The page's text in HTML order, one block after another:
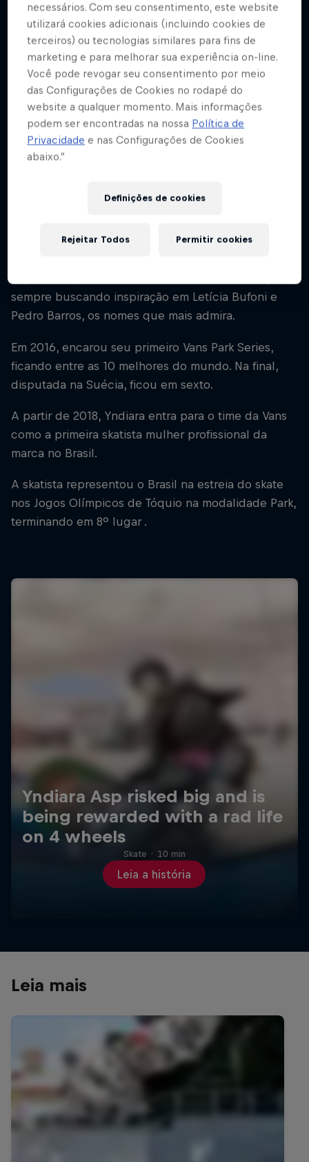
Quem poderia imaginar que um presente de Natal
poderia incentivar a formação de uma das principais
atletas do skate feminino brasileiro.
Com apenas 7 anos e muito incentivo do pai,
Yndiara Asp deu seus primeiros embalos em
Florianópolis, Santa Catarina.
Seu talento no skate despertou aos 15 anos,
três meses, venceu seu primeiro campeonato.
sempre buscando inspiração em Letícia Bufoni e
Pedro Barros, os nomes que mais admira.
Em 2016, encarou seu primeiro Vans Park Series,
ficando entre as 10 melhores do mundo. Na final,
disputada na Suécia, ficou em sexto.
A partir de 2018, Yndiara entra para o time da Vans
como a primeira skatista mulher profissional da
marca no Brasil.
A skatista representou o Brasil na estreia do skate
nos Jogos Olímpicos de Tóquio na modalidade Park,
terminando em 8º lugar .
Yndiara Asp risked big and is
being rewarded with a rad life
on 4 wheels
Leia a história
Skate · 10 min
Leia mais
necessários. Com seu consentimento, este website
utilizará cookies adicionais (incluindo cookies de
terceiros) ou tecnologias similares para fins de
marketing e para melhorar sua experiência on-line.
Você pode revogar seu consentimento por meio
das Configurações de Cookies no rodapé do
website a qualquer momento. Mais informações
podem ser encontradas na nossa Política de
Privacidade e nas Configurações de Cookies
abaixo.”
Definições de cookies
Rejeitar Todos Permitir cookies